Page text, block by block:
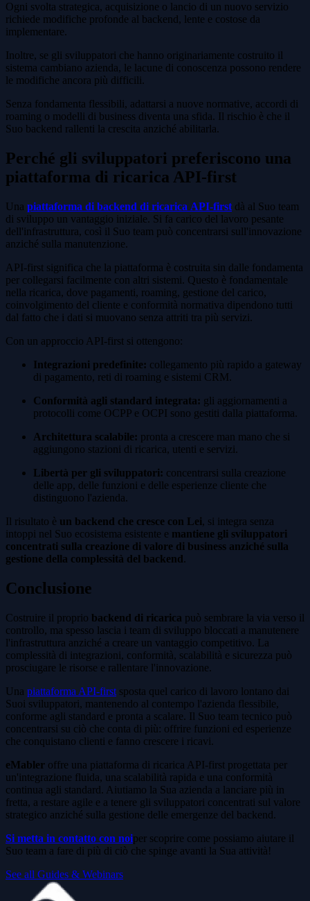
Ogni svolta strategica, acquisizione o lancio di un nuovo servizio
richiede modifiche profonde al backend, lente e costose da
implementare.
Inoltre, se gli sviluppatori che hanno originariamente costruito il
sistema cambiano azienda, le lacune di conoscenza possono rendere
le modifiche ancora più difficili.
Senza fondamenta flessibili, adattarsi a nuove normative, accordi di
roaming o modelli di business diventa una sfida. Il rischio è che il
Suo backend rallenti la crescita anziché abilitarla.
Perché gli sviluppatori preferiscono una
piattaforma di ricarica API-first
Una piattaforma di backend di ricarica API-first dà al Suo team
di sviluppo un vantaggio iniziale. Si fa carico del lavoro pesante
dell'infrastruttura, così il Suo team può concentrarsi sull'innovazione
anziché sulla manutenzione.
API-first significa che la piattaforma è costruita sin dalle fondamenta
per collegarsi facilmente con altri sistemi. Questo è fondamentale
nella ricarica, dove pagamenti, roaming, gestione del carico,
coinvolgimento del cliente e conformità normativa dipendono tutti
dal fatto che i dati si muovano senza attriti tra più servizi.
Con un approccio API-first si ottengono:
Integrazioni predefinite: collegamento più rapido a gateway
di pagamento, reti di roaming e sistemi CRM.
Conformità agli standard integrata: gli aggiornamenti a
protocolli come OCPP e OCPI sono gestiti dalla piattaforma.
Architettura scalabile: pronta a crescere man mano che si
aggiungono stazioni di ricarica, utenti e servizi.
Libertà per gli sviluppatori: concentrarsi sulla creazione
delle app, delle funzioni e delle esperienze cliente che
distinguono l'azienda.
Il risultato è un backend che cresce con Lei, si integra senza
intoppi nel Suo ecosistema esistente e mantiene gli sviluppatori
concentrati sulla creazione di valore di business anziché sulla
gestione della complessità del backend.
Conclusione
Costruire il proprio backend di ricarica può sembrare la via verso il
controllo, ma spesso lascia i team di sviluppo bloccati a manutenere
l'infrastruttura anziché a creare un vantaggio competitivo. La
complessità di integrazioni, conformità, scalabilità e sicurezza può
prosciugare le risorse e rallentare l'innovazione.
Una piattaforma API-first sposta quel carico di lavoro lontano dai
Suoi sviluppatori, mantenendo al contempo l'azienda flessibile,
conforme agli standard e pronta a scalare. Il Suo team tecnico può
concentrarsi su ciò che conta di più: offrire funzioni ed esperienze
che conquistano clienti e fanno crescere i ricavi.
eMabler offre una piattaforma di ricarica API-first progettata per
un'integrazione fluida, una scalabilità rapida e una conformità
continua agli standard. Aiutiamo la Sua azienda a lanciare più in
fretta, a restare agile e a tenere gli sviluppatori concentrati sul valore
strategico anziché sulla gestione delle emergenze del backend.
Si metta in contatto con noiper scoprire come possiamo aiutare il
Suo team a fare di più di ciò che spinge avanti la Sua attività!
See all Guides & Webinars